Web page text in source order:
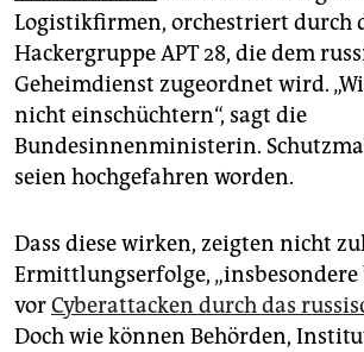
Logistikfirmen, orchestriert durch
Hackergruppe APT 28, die dem
Geheimdienst zugeordnet wird.
nicht einschüchtern“, sagt die
Bundesinnenministerin.
seien hochgefahren worden.
Dass diese wirken, zeigten nicht
Ermittlungserfolge, „insbesondere
vorCyberattacken durch das
Doch wie können Behörden,